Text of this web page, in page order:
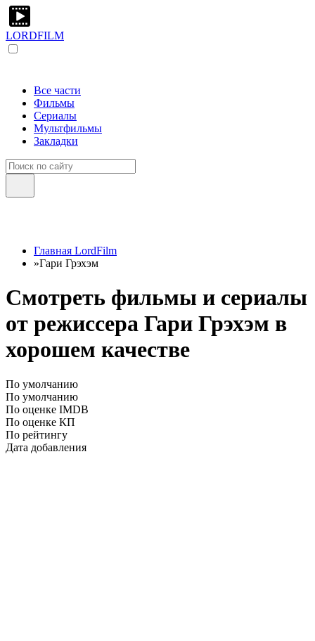
LORDFILM
Все части
Фильмы
Сериалы
Мультфильмы
Закладки
Главная LordFilm
»Гари Грэхэм
Смотреть фильмы и сериалы
от режиссера Гари Грэхэм в
хорошем качестве
По умолчанию
По умолчанию
По оценке IMDB
По оценке КП
По рейтингу
Дата добавления